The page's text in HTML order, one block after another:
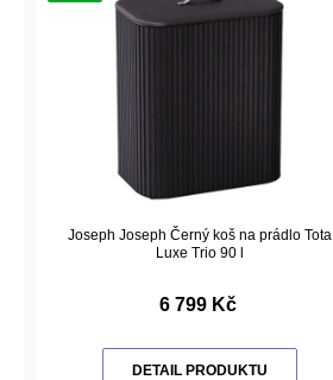
Joseph Joseph Černý koš na prádlo Tota
Luxe Trio 90 l
6 799 Kč
DETAIL PRODUKTU